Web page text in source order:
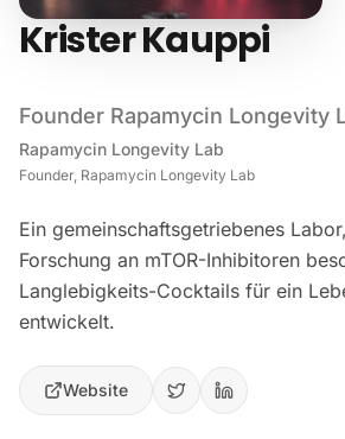
Krister Kauppi
Founder Rapamycin Longevity
Rapamycin Longevity Lab
Founder, Rapamycin Longevity Lab
Ein gemeinschaftsgetriebenes
Forschung an mTOR-Inhibitoren
Langlebigkeits-Cocktails für ein
entwickelt.
Website